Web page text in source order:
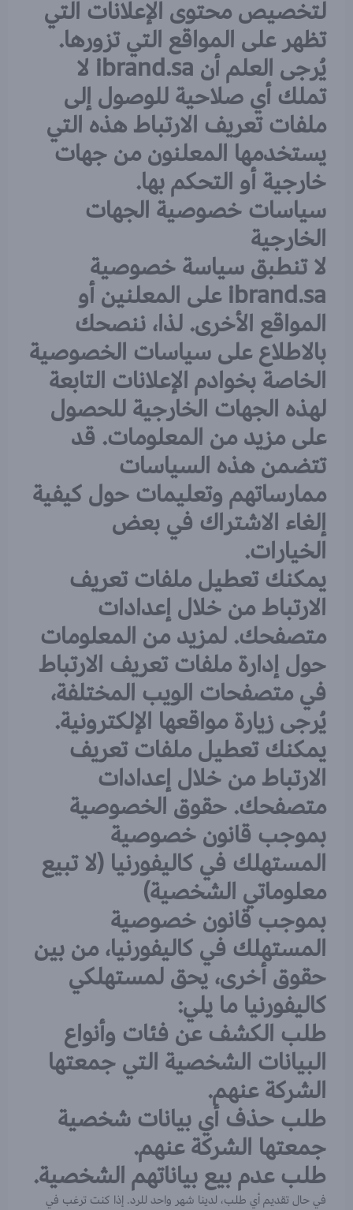
لتخصيص محتوى الإعلانات التي
تظهر على المواقع التي تزورها.
يُرجى العلم أن ibrand.sa لا
تملك أي صلاحية للوصول إلى
ملفات تعريف الارتباط هذه التي
يستخدمها المعلنون من جهات
خارجية أو التحكم بها.
سياسات خصوصية الجهات
الخارجية
لا تنطبق سياسة خصوصية
ibrand.sa على المعلنين أو
المواقع الأخرى. لذا، ننصحك
بالاطلاع على سياسات الخصوصية
الخاصة بخوادم الإعلانات التابعة
لهذه الجهات الخارجية للحصول
على مزيد من المعلومات. قد
تتضمن هذه السياسات
ممارساتهم وتعليمات حول كيفية
إلغاء الاشتراك في بعض
الخيارات.
يمكنك تعطيل ملفات تعريف
الارتباط من خلال إعدادات
متصفحك. لمزيد من المعلومات
حول إدارة ملفات تعريف الارتباط
في متصفحات الويب المختلفة،
يُرجى زيارة مواقعها الإلكترونية.
يمكنك تعطيل ملفات تعريف
الارتباط من خلال إعدادات
متصفحك. حقوق الخصوصية
بموجب قانون خصوصية
المستهلك في كاليفورنيا (لا تبيع
معلوماتي الشخصية)
بموجب قانون خصوصية
المستهلك في كاليفورنيا، من بين
حقوق أخرى، يحق لمستهلكي
كاليفورنيا ما يلي:
طلب الكشف عن فئات وأنواع
البيانات الشخصية التي جمعتها
الشركة عنهم.
طلب حذف أي بيانات شخصية
جمعتها الشركة عنهم.
طلب عدم بيع بياناتهم الشخصية.
في حال تقديم أي طلب، لدينا شهر واحد للرد. إذا كنت ترغب في